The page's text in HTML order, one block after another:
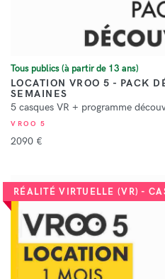
Tous publics (à partir de 13 ans)
LOCATION VROO 5 - PACK
SEMAINES
5 casques VR + programme
VROO 5
2090 €
RÉALITÉ VIRTUELLE (VR) -